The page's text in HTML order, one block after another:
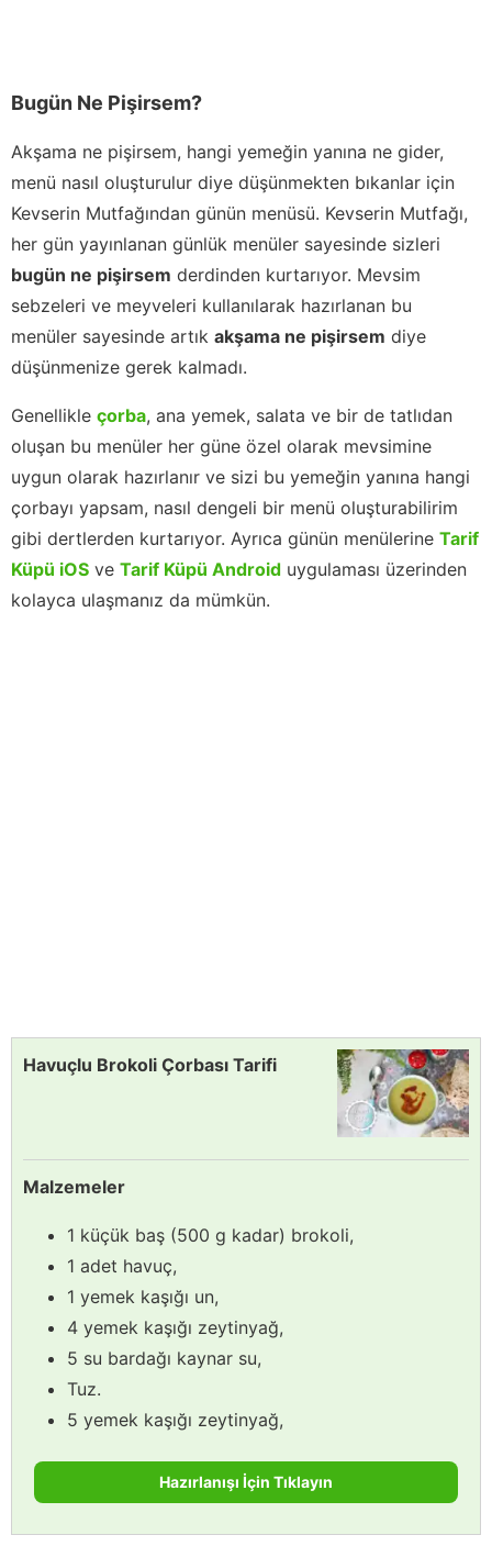
Bugün Ne Pişirsem?
Akşama ne pişirsem, hangi yemeğin yanına ne gider,
menü nasıl oluşturulur diye düşünmekten bıkanlar için
Kevserin Mutfağından günün menüsü. Kevserin Mutfağı,
her gün yayınlanan günlük menüler sayesinde sizleri
bugün ne pişirsem derdinden kurtarıyor. Mevsim
sebzeleri ve meyveleri kullanılarak hazırlanan bu
menüler sayesinde artık akşama ne pişirsem diye
düşünmenize gerek kalmadı.
Genellikle çorba, ana yemek, salata ve bir de tatlıdan
oluşan bu menüler her güne özel olarak mevsimine
uygun olarak hazırlanır ve sizi bu yemeğin yanına hangi
çorbayı yapsam, nasıl dengeli bir menü oluşturabilirim
gibi dertlerden kurtarıyor. Ayrıca günün menülerine Tarif
Küpü iOS ve Tarif Küpü Android uygulaması üzerinden
kolayca ulaşmanız da mümkün.
Havuçlu Brokoli Çorbası Tarifi
Malzemeler
1 küçük baş (500 g kadar) brokoli,
1 adet havuç,
1 yemek kaşığı un,
4 yemek kaşığı zeytinyağ,
5 su bardağı kaynar su,
Tuz.
5 yemek kaşığı zeytinyağ,
Hazırlanışı İçin Tıklayın